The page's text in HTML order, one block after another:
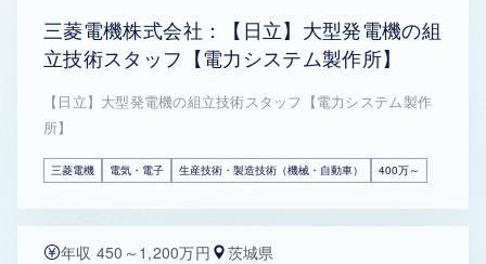
三菱電機株式会社：【日立】大型発電機の組
立技術スタッフ【電力システム製作所】
【日立】大型発電機の組立技術スタッフ【電力システム製作
所】
三菱電機 電気・電子 生産技術・製造技術（機械・自動車） 400万～
年収 450～1,200万円 茨城県